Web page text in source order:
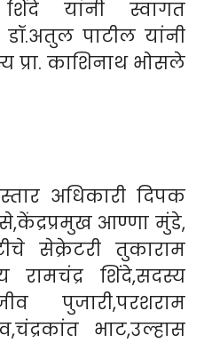
यांनी स्वागत
पाटील यांनी
प्रा. काशिनाथ भोसले
अधिकारी दिपक
आण्णा मुंडे,
सेक्रेटरी तुकाराम
रामचंद्र शिंदे,सदस्य
पुजारी,परशराम
भाट,उल्हास